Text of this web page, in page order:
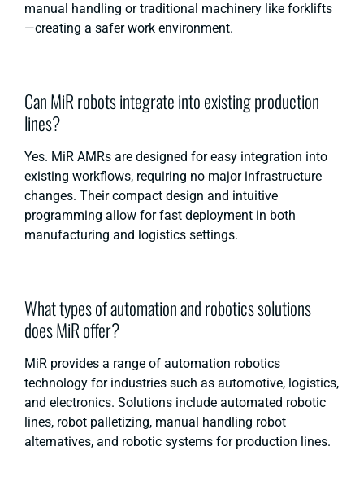
manual handling or traditional machinery like forklifts
—creating a safer work environment.
Can MiR robots integrate into existing production
lines?
Yes. MiR AMRs are designed for easy integration into
existing workflows, requiring no major infrastructure
changes. Their compact design and intuitive
programming allow for fast deployment in both
manufacturing and logistics settings.
What types of automation and robotics solutions
does MiR offer?
MiR provides a range of automation robotics
technology for industries such as automotive, logistics,
and electronics. Solutions include automated robotic
lines, robot palletizing, manual handling robot
alternatives, and robotic systems for production lines.